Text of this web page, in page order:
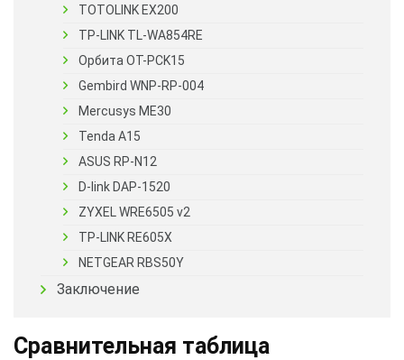
TOTOLINK EX200
TP-LINK TL-WA854RE
Орбита OT-PCK15
Gembird WNP-RP-004
Mercusys ME30
Tenda A15
ASUS RP-N12
D-link DAP-1520
ZYXEL WRE6505 v2
TP-LINK RE605X
NETGEAR RBS50Y
Заключение
Сравнительная таблица